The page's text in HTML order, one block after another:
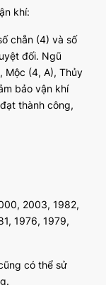
khí:
chẵn (4) và số
đối. Ngũ
Mộc (4, A), Thủy
bảo vận khí
thành công,
2003, 1982,
1976, 1979,
có thể sử